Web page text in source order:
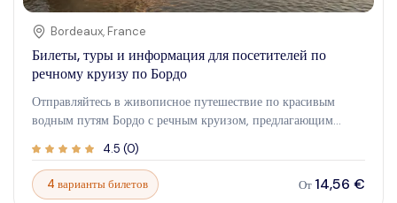
Bordeaux, France
Билеты, туры и информация для посетителей по
речному круизу по Бордо
Отправляйтесь в живописное путешествие по красивым
водным путям Бордо с речным круизом, предлагающим
яркие пейзажи. Этот опыт идеально подходит для тех, кто
хочет совместить комфорт, потрясающие виды и культурное
погружение в одно гармоничное приключение. Представьте,
4.5 (0)
4 варианты билетов От 14,56 €